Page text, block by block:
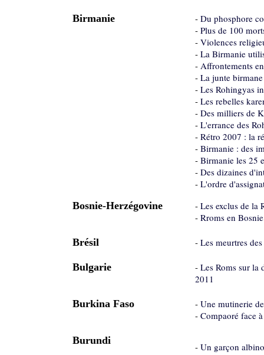
Birmanie - Du phosphore
- Plus de 100
- Violences
- La Birmanie
- Affrontements
- La junte
- Les Rohingyas
- Les rebelles
- Des milliers de
- L'errance des
- Rétro 2007 : la
- Birmanie : des
- Birmanie les 25
- Des dizaines
- L'ordre
Bosnie-Herzégovine
- Les exclus de la
- Rroms en
Brésil - Les meurtres
Bulgarie - Les Roms sur la
2011
Burkina Faso - Une mutinerie
- Compaoré face
Burundi
- Un garçon